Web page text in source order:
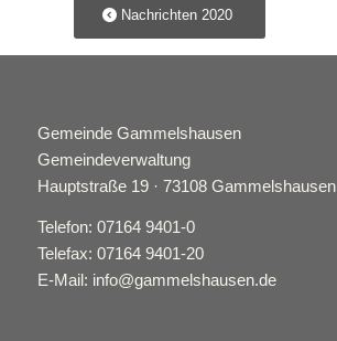
Nachrichten 2020
Gemeinde Gammelshausen
Gemeindeverwaltung
Hauptstraße 19 · 73108 Gammelshausen
Telefon: 07164 9401-0
Telefax: 07164 9401-20
E-Mail: info@gammelshausen.de